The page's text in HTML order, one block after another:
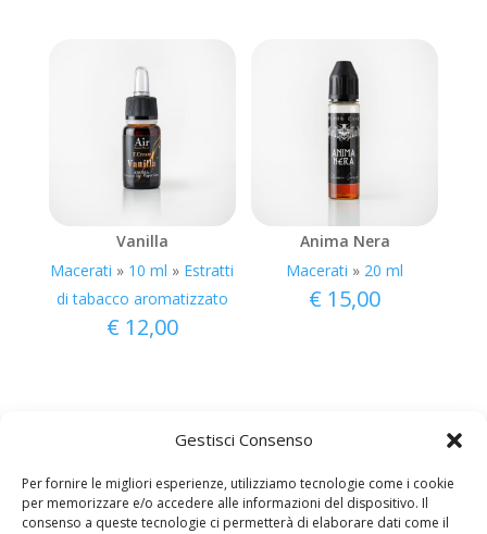
Gestisci Consenso
Per fornire le migliori esperienze, utilizziamo tecnologie come i cookie
per memorizzare e/o accedere alle informazioni del dispositivo. Il
consenso a queste tecnologie ci permetterà di elaborare dati come il
Vanilla
Macerati » 10 ml » Estratti
di tabacco aromatizzato
€ 12,00
Anima Nera
Macerati » 20 ml
€ 15,00